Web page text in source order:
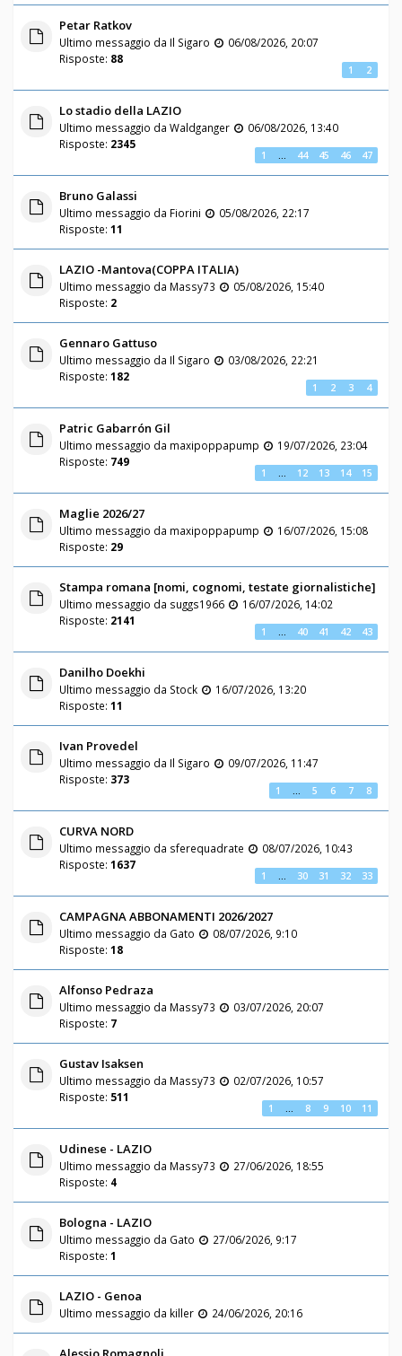
Petar Ratkov
Ultimo messaggio da Il Sigaro
06/08/2026, 20:07
Risposte: 88
1 2
Lo stadio della LAZIO
Ultimo messaggio da Waldganger
06/08/2026, 13:40
Risposte: 2345
1 … 44 45 46 47
Bruno Galassi
Ultimo messaggio da Fiorini
05/08/2026, 22:17
Risposte: 11
LAZIO -Mantova(COPPA ITALIA)
Ultimo messaggio da Massy73
05/08/2026, 15:40
Risposte: 2
Gennaro Gattuso
Ultimo messaggio da Il Sigaro
03/08/2026, 22:21
Risposte: 182
1 2 3 4
Patric Gabarrón Gil
Ultimo messaggio da maxipoppapump
19/07/2026, 23:04
Risposte: 749
1 … 12 13 14 15
Maglie 2026/27
Ultimo messaggio da maxipoppapump
16/07/2026, 15:08
Risposte: 29
Stampa romana [nomi, cognomi, testate giornalistiche]
Ultimo messaggio da suggs1966
16/07/2026, 14:02
Risposte: 2141
1 … 40 41 42 43
Danilho Doekhi
Ultimo messaggio da Stock
16/07/2026, 13:20
Risposte: 11
Ivan Provedel
Ultimo messaggio da Il Sigaro
09/07/2026, 11:47
Risposte: 373
1 … 5 6 7 8
CURVA NORD
Ultimo messaggio da sferequadrate
08/07/2026, 10:43
Risposte: 1637
1 … 30 31 32 33
CAMPAGNA ABBONAMENTI 2026/2027
Ultimo messaggio da Gato
08/07/2026, 9:10
Risposte: 18
Alfonso Pedraza
Ultimo messaggio da Massy73
03/07/2026, 20:07
Risposte: 7
Gustav Isaksen
Ultimo messaggio da Massy73
02/07/2026, 10:57
Risposte: 511
1 … 8 9 10 11
Udinese - LAZIO
Ultimo messaggio da Massy73
27/06/2026, 18:55
Risposte: 4
Bologna - LAZIO
Ultimo messaggio da Gato
27/06/2026, 9:17
Risposte: 1
LAZIO - Genoa
Ultimo messaggio da killer 24/06/2026, 20:16